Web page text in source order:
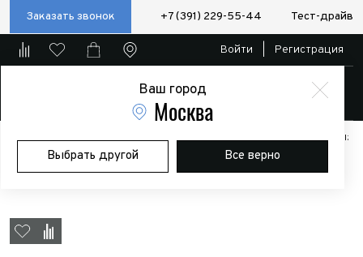
Заказать звонок +7 (391) 229-55-44 Тест-драйв
Ваш город
Москва
Выбрать другой Все верно
Войти Регистрация
Главная Магазин Дополнительное оборудование
Аксессуары:
Полезные мелочи
Экспедиционный ящик IRIS RV BOX 1150D